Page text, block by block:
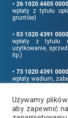
• 26 1020 4405
wpłaty z tytułu
gruntów)
• 03 1020 4391
wpłaty z tytułu
użytkowanie,
itp.)
• 73 1020 4391
wpłaty wadium,
Informujemy, że
Miasta Rzeszowa:
• 90 1240 6960
Używamy
aby zapewnić